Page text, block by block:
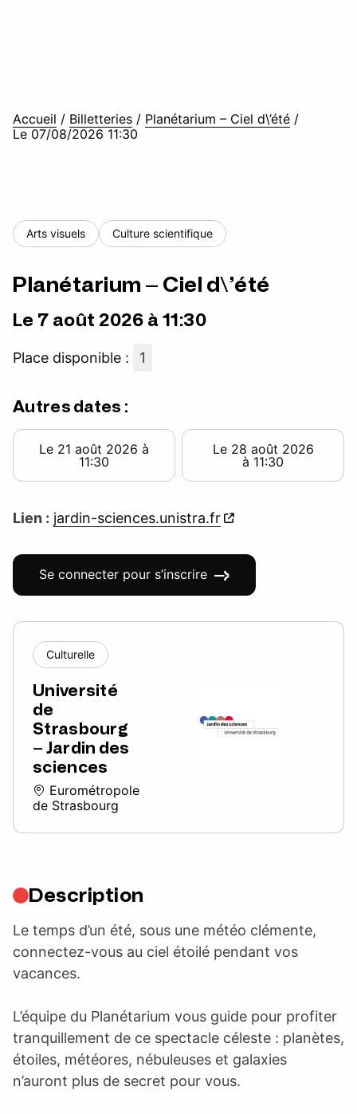
Accueil / Billetteries / Planétarium – Ciel d\’été /
Le 07/08/2026 11:30
Arts visuels Culture scientifique
Planétarium – Ciel d\’été
Le 7 août 2026 à 11:30
Place disponible : 1
Autres dates :
Le 21 août 2026 à
11:30
Le 28 août 2026
à 11:30
Lien : jardin-sciences.unistra.fr
Se connecter pour s’inscrire
Culturelle
Université
de
Strasbourg
– Jardin des
sciences
Eurométropole
de Strasbourg
Description
Le temps d’un été, sous une météo clémente,
connectez-vous au ciel étoilé pendant vos
vacances.
L’équipe du Planétarium vous guide pour profiter
tranquillement de ce spectacle céleste : planètes,
étoiles, météores, nébuleuses et galaxies
n’auront plus de secret pour vous.